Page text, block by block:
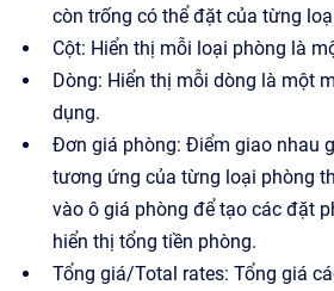
còn trống có thể đặt của từng
Cột: Hiển thị mỗi loại phòng là
Dòng: Hiển thị mỗi dòng là một
dụng.
Đơn giá phòng: Điểm giao nhau
tương ứng của từng loại phòng
vào ô giá phòng để tạo các đặt
hiển thị tổng tiền phòng.
Tổng giá/Total rates: Tổng giá